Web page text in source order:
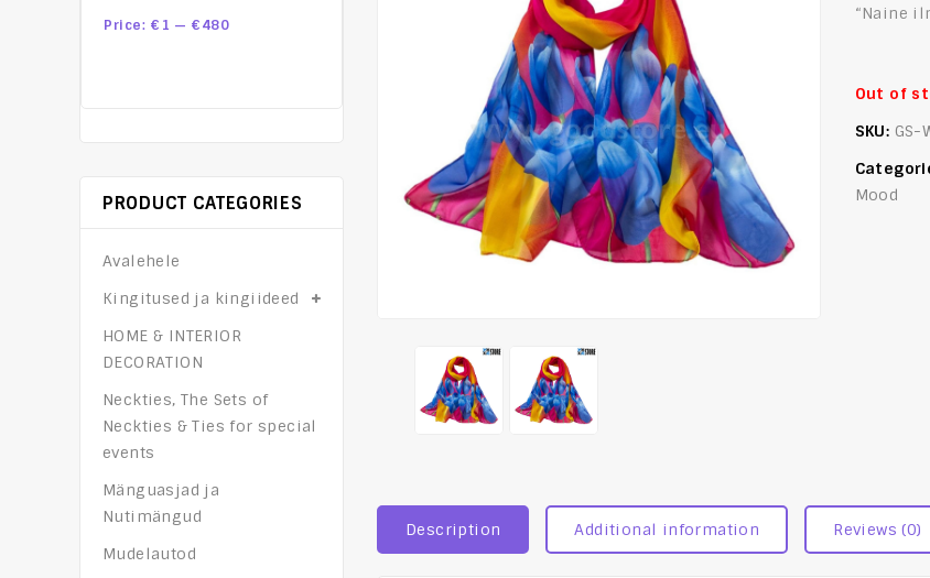
“Naine
Out of
SKU: GS-
Mood
Description Additional information Reviews (0)
Price: €1 — €480
PRODUCT CATEGORIES
Avalehele
Kingitused ja kingiideed
HOME & INTERIOR
DECORATION
Neckties, The Sets of
Neckties & Ties for special
events
Mänguasjad ja
Nutimängud
Mudelautod